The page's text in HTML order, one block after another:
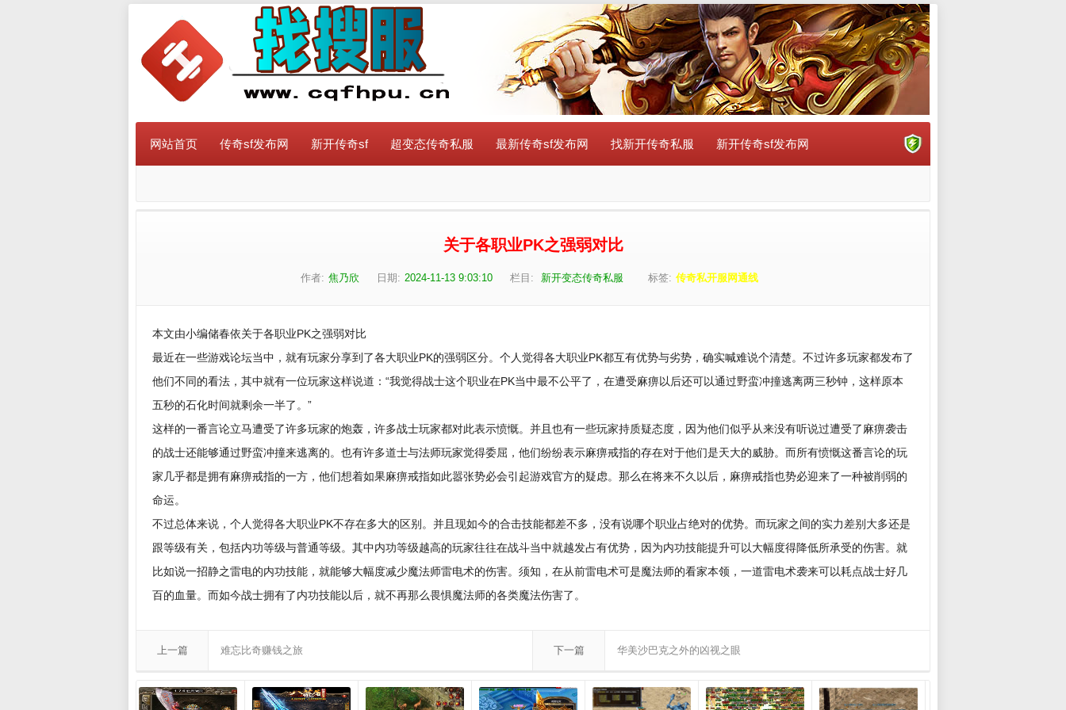
网站首页 传奇sf发布网 新开传奇sf 超变态传奇私服 最新传奇sf发布网 找新开传奇私服 新开传奇sf发布网
关于各职业PK之强弱对比
作者: 焦乃欣 日期: 2024-11-13 9:03:10 栏目: 新开变态传奇私服 标签: 传奇私开服网通线
本文由小编储春依关于各职业PK之强弱对比
最近在一些游戏论坛当中，就有玩家分享到了各大职业PK的强弱区分。个人觉得各大职业PK都互有优势与劣势，确实喊难说个清楚。不过许多玩家都发布了
他们不同的看法，其中就有一位玩家这样说道：“我觉得战士这个职业在PK当中最不公平了，在遭受麻痹以后还可以通过野蛮冲撞逃离两三秒钟，这样原本
五秒的石化时间就剩余一半了。”
这样的一番言论立马遭受了许多玩家的炮轰，许多战士玩家都对此表示愤慨。并且也有一些玩家持质疑态度，因为他们似乎从来没有听说过遭受了麻痹袭击
的战士还能够通过野蛮冲撞来逃离的。也有许多道士与法师玩家觉得委屈，他们纷纷表示麻痹戒指的存在对于他们是天大的威胁。而所有愤慨这番言论的玩
家几乎都是拥有麻痹戒指的一方，他们想着如果麻痹戒指如此嚣张势必会引起游戏官方的疑虑。那么在将来不久以后，麻痹戒指也势必迎来了一种被削弱的
命运。
不过总体来说，个人觉得各大职业PK不存在多大的区别。并且现如今的合击技能都差不多，没有说哪个职业占绝对的优势。而玩家之间的实力差别大多还是
跟等级有关，包括内功等级与普通等级。其中内功等级越高的玩家往往在战斗当中就越发占有优势，因为内功技能提升可以大幅度得降低所承受的伤害。就
比如说一招静之雷电的内功技能，就能够大幅度减少魔法师雷电术的伤害。须知，在从前雷电术可是魔法师的看家本领，一道雷电术袭来可以耗点战士好几
百的血量。而如今战士拥有了内功技能以后，就不再那么畏惧魔法师的各类魔法伤害了。
上一篇 难忘比奇赚钱之旅 下一篇 华美沙巴克之外的凶视之眼